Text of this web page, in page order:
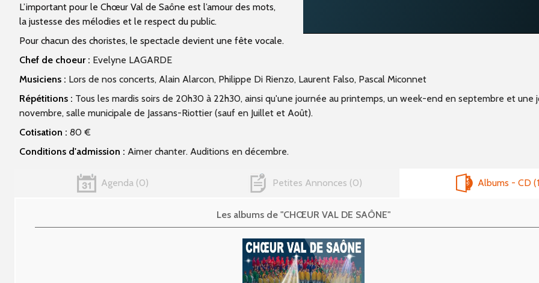
L’important pour le Chœur Val de Saône est l’amour des mots,
la justesse des mélodies et le respect du public.
Pour chacun des choristes, le spectacle devient une fête vocale.
Chef de choeur : Evelyne LAGARDE
Musiciens : Lors de nos concerts, Alain Alarcon, Philippe Di Rienzo, Laurent Falso, Pascal Miconnet
Répétitions : Tous les mardis soirs de 20h30 à 22h30, ainsi qu'une journée au printemps, un week-end en septembre et une
novembre, salle municipale de Jassans-Riottier (sauf en Juillet et Août).
Cotisation : 80 €
Conditions d'admission : Aimer chanter. Auditions en décembre.
Agenda 0 Petites Annonces 0 Albums - CD 1
Les albums de "CHŒUR VAL DE SAÔNE"